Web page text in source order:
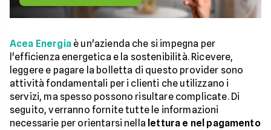
Acea Energiaè un'azienda che si impegna per
l'efficienza energetica e la sostenibilità. Ricevere,
leggere e pagare la bolletta di questo provider sono
attività fondamentali per i clienti che utilizzano i
servizi, ma spesso possono risultare complicate. Di
seguito, verranno fornite tutte le informazioni
necessarie per orientarsi nella lettura e nel pagamento